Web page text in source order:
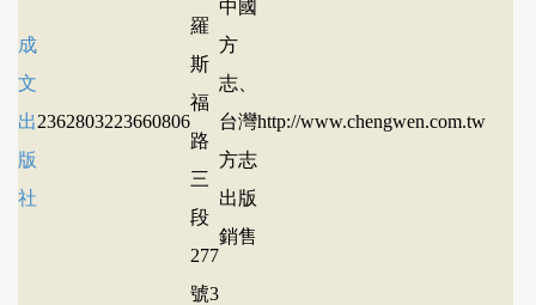
成
文
出
版
社
2362803223660806
羅
斯
福
路
三
段
277
號3
中國
方
志、
台灣
方志
出版
銷售
http://www.chengwen.com.tw